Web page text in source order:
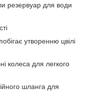
резервуар для води
утворенню цвілі
колеса для легкого
шланга для